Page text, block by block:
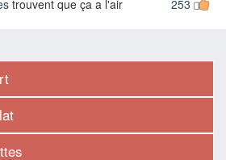
253
trouvent que ça a l'air